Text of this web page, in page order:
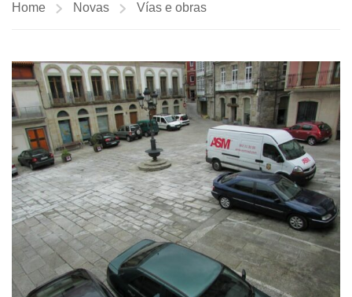
Home Novas Vías e obras